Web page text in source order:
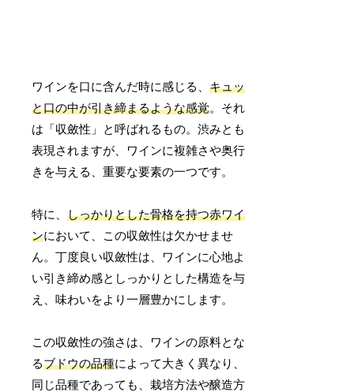
ワインを口に含んだ時に感じる、キュッ
と口の中が引き締まるような感覚。それ
は「収斂性」と呼ばれるもの。渋みとも
表現されますが、ワインに複雑さや奥行
きを与える、重要な要素の一つです。
特に、しっかりとした骨格を持つ赤ワイ
ンにおいて、この収斂性は欠かせませ
ん。丁度良い収斂性は、ワインに心地よ
い引き締め感としっかりとした構造を与
え、味わいをより一層豊かにします。
この収斂性の強さは、ワインの原料とな
るブドウの品種によって大きく異なり、
同じ品種であっても、栽培方法や醸造方